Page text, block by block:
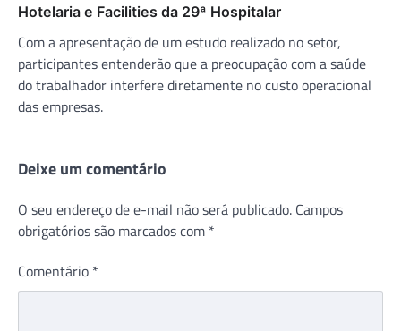
Hotelaria e Facilities da 29ª Hospitalar
Com a apresentação de um estudo realizado no setor,
participantes entenderão que a preocupação com a saúde
do trabalhador interfere diretamente no custo operacional
das empresas.
Deixe um comentário
O seu endereço de e-mail não será publicado. Campos
obrigatórios são marcados com *
Comentário *